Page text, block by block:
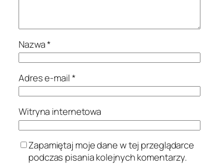
Nazwa*
Adres e-mail*
Witryna internetowa
Zapamiętaj moje dane w tej przeglądarce
podczas pisania kolejnych komentarzy.